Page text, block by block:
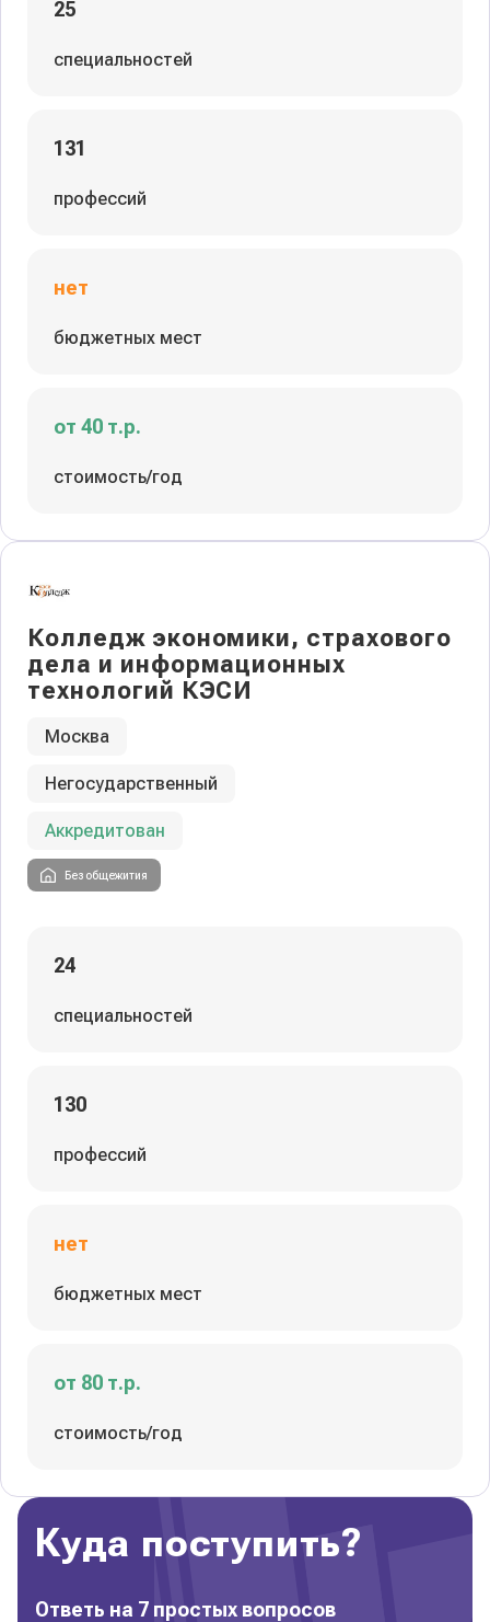
25
специальностей
131
профессий
нет
бюджетных мест
от 40 т.р.
стоимость/год
Колледж экономики, страхового
дела и информационных
технологий КЭСИ
Москва
Негосударственный
Аккредитован
Без общежития
24
специальностей
130
профессий
нет
бюджетных мест
от 80 т.р.
стоимость/год
Куда поступить?
Ответь на 7 простых вопросов